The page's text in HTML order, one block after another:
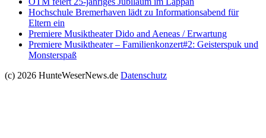
Hochschule Bremerhaven lädt zu Informationsabend für
Eltern ein
Premiere Musiktheater Dido and Aeneas / Erwartung
Premiere Musiktheater – Familienkonzert#2: Geisterspuk und
Monsterspaß
(c) 2026 HunteWeserNews.de Datenschutz